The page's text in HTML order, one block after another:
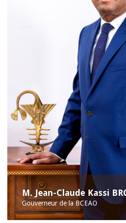
M. Jean-Claude Kassi
Gouverneur de la BCEAO